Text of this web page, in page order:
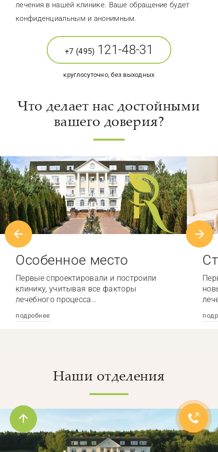
лечения в нашей клинике. Ваше обращение будет
конфиденциальным и анонимным.
+7 (495) 121-48-31
круглосуточно, без выходных
Что делает нас достойными
вашего доверия?
Особенное место
Первые спроектировали и построили
клинику, учитывая все факторы
лечебного процесса…
подробнее
Наши отделения